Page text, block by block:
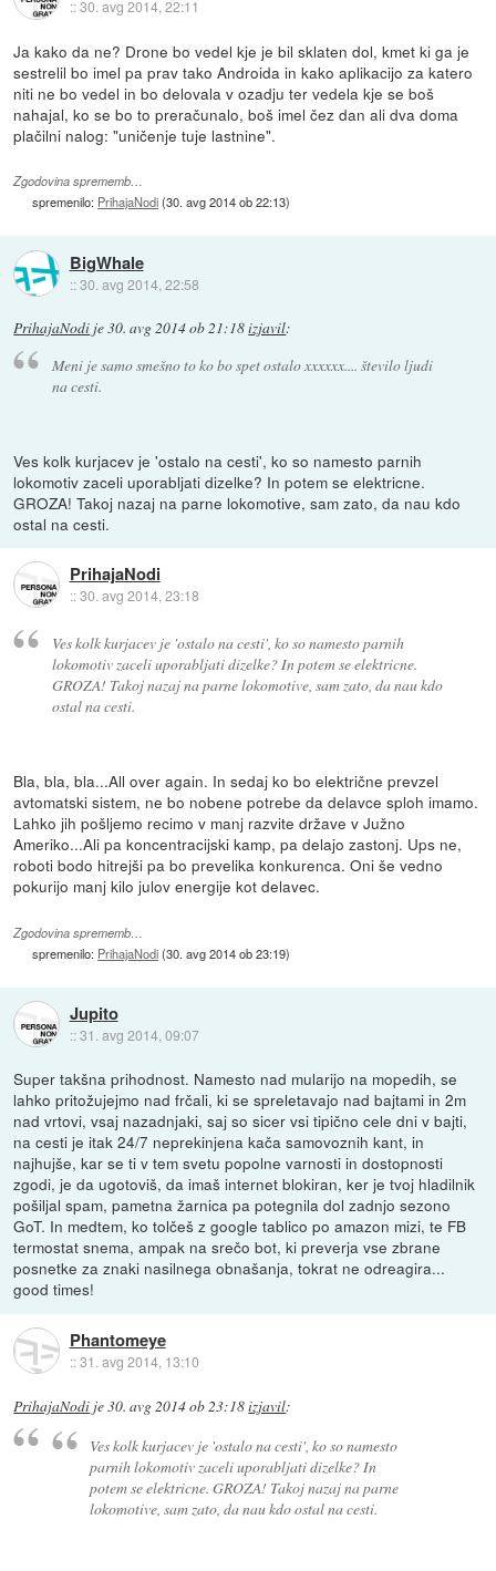
::30. avg 2014, 22:11
Ja kako da ne? Drone bo vedel kje je bil sklaten dol, kmet ki ga je
sestrelil bo imel pa prav tako Androida in kako aplikacijo za katero
niti ne bo vedel in bo delovala v ozadju ter vedela kje se boš
nahajal, ko se bo to preračunalo, boš imel čez dan ali dva doma
plačilni nalog: "uničenje tuje lastnine".
Zgodovina sprememb…
spremenilo: PrihajaNodi(30. avg 2014 ob 22:13)
BigWhale
::30. avg 2014, 22:58
PrihajaNodi je30. avg 2014 ob 21:18izjavil:
Meni je samo smešno to ko bo spet ostalo xxxxxx.... število ljudi
na cesti.
Ves kolk kurjacev je 'ostalo na cesti', ko so namesto parnih
lokomotiv zaceli uporabljati dizelke? In potem se elektricne.
GROZA! Takoj nazaj na parne lokomotive, sam zato, da nau kdo
ostal na cesti.
PrihajaNodi
::30. avg 2014, 23:18
Ves kolk kurjacev je 'ostalo na cesti', ko so namesto parnih
lokomotiv zaceli uporabljati dizelke? In potem se elektricne.
GROZA! Takoj nazaj na parne lokomotive, sam zato, da nau kdo
ostal na cesti.
Bla, bla, bla...All over again. In sedaj ko bo električne prevzel
avtomatski sistem, ne bo nobene potrebe da delavce sploh imamo.
Lahko jih pošljemo recimo v manj razvite države v Južno
Ameriko...Ali pa koncentracijski kamp, pa delajo zastonj. Ups ne,
roboti bodo hitrejši pa bo prevelika konkurenca. Oni še vedno
pokurijo manj kilo julov energije kot delavec.
Zgodovina sprememb…
spremenilo: PrihajaNodi(30. avg 2014 ob 23:19)
Jupito
::31. avg 2014, 09:07
Super takšna prihodnost. Namesto nad mularijo na mopedih, se
lahko pritožujejmo nad frčali, ki se spreletavajo nad bajtami in 2m
nad vrtovi, vsaj nazadnjaki, saj so sicer vsi tipično cele dni v bajti,
na cesti je itak 24/7 neprekinjena kača samovoznih kant, in
najhujše, kar se ti v tem svetu popolne varnosti in dostopnosti
zgodi, je da ugotoviš, da imaš internet blokiran, ker je tvoj hladilnik
pošiljal spam, pametna žarnica pa potegnila dol zadnjo sezono
GoT. In medtem, ko tolčeš z google tablico po amazon mizi, te FB
termostat snema, ampak na srečo bot, ki preverja vse zbrane
posnetke za znaki nasilnega obnašanja, tokrat ne odreagira...
good times!
Phantomeye
::31. avg 2014, 13:10
PrihajaNodi je30. avg 2014 ob 23:18izjavil:
Ves kolk kurjacev je 'ostalo na cesti', ko so namesto
parnih lokomotiv zaceli uporabljati dizelke? In
potem se elektricne. GROZA! Takoj nazaj na parne
lokomotive, sam zato, da nau kdo ostal na cesti.